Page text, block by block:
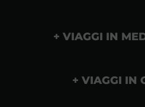
VIAGGI IN
VIAGGI IN